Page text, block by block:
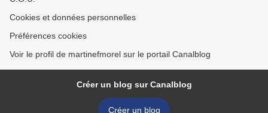
Cookies et données personnelles
Préférences cookies
Voir le profil de martinefmorel sur le portail Canalblog
Créer un blog sur Canalblog
Créer un blog